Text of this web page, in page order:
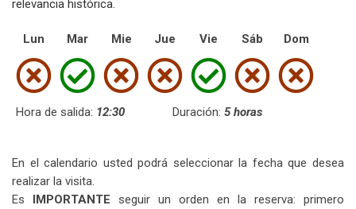
relevancia histórica.
Lun Mar Mie Jue Vie Sáb Dom
Hora de salida: 12:30 Duración: 5 horas
En el calendario usted podrá seleccionar la fecha que desea
realizar la visita.
Es IMPORTANTE seguir un orden en la reserva: primero